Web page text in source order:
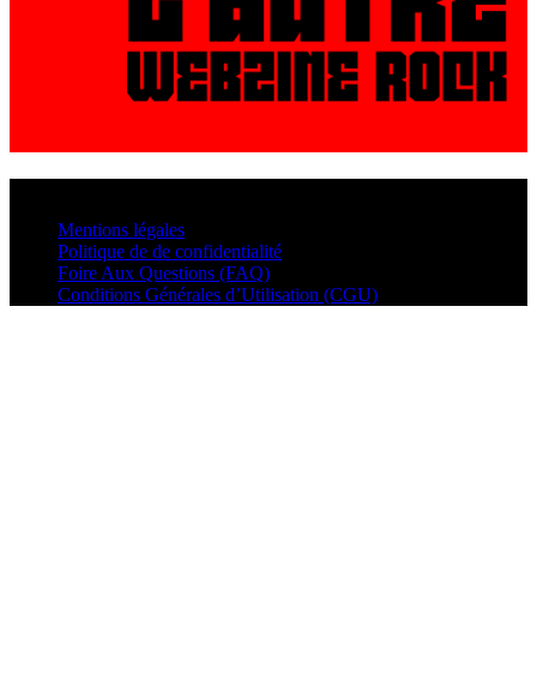
Mentions légales
Politique de de confidentialité
Foire Aux Questions (FAQ)
Conditions Générales d’Utilisation (CGU)